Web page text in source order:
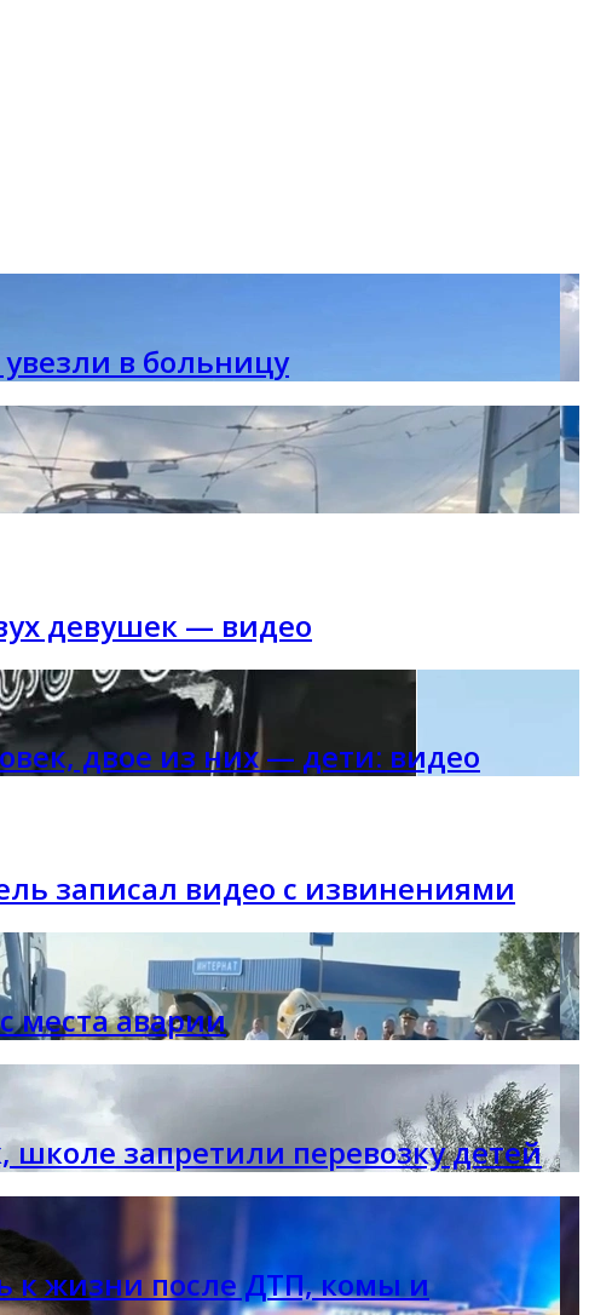
в больницу
девушек — видео
двое из них — дети: видео
записал видео с извинениями
места аварии
запретили перевозку детей
к жизни после ДТП, комы и